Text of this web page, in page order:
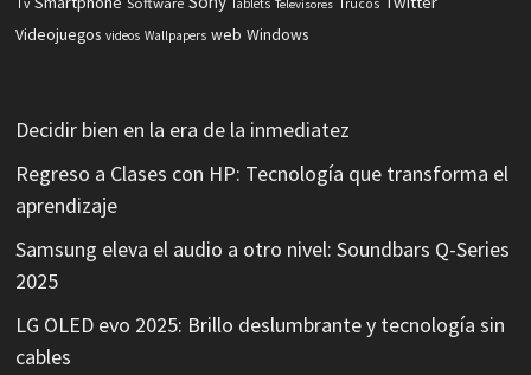
Tablets Televisores Trucos
Videojuegos videos Wallpapers web Windows
Decidir bien en la era de la inmediatez
Regreso a Clases con HP: Tecnología que transforma el
aprendizaje
Samsung eleva el audio a otro nivel: Soundbars Q-Series
2025
LG OLED evo 2025: Brillo deslumbrante y tecnología sin
cables